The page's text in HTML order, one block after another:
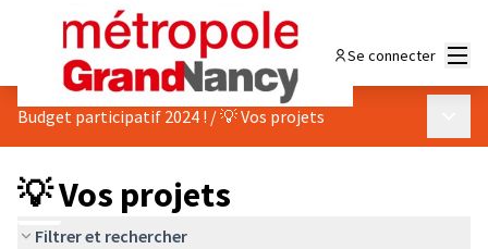
Se connecter
Budget participatif 2024 ! /💡 Vos projets
💡 Vos projets
Filtrer et rechercher